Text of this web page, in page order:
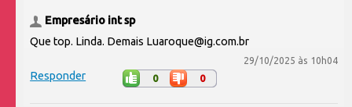
Empresário int sp
Que top. Linda. Demais Luaroque@ig.com.br
29/10/2025 às 10h04
Responder 0 0